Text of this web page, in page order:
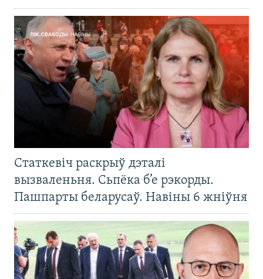
Статкевіч раскрыў дэталі
вызваленьня. Сьпёка б’е рэкорды.
Пашпарты беларусаў. Навіны 6 жніўня